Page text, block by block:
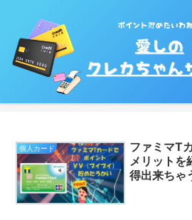
個人カード
ファミマT
メリット
得出来ちゃ